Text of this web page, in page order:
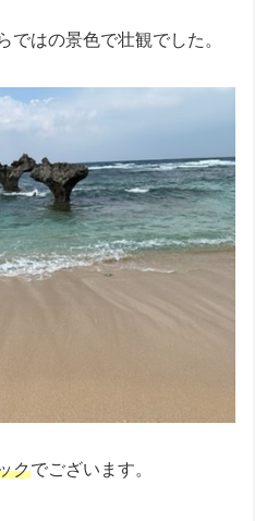
ではの景色で壮観でした。
クでございます。